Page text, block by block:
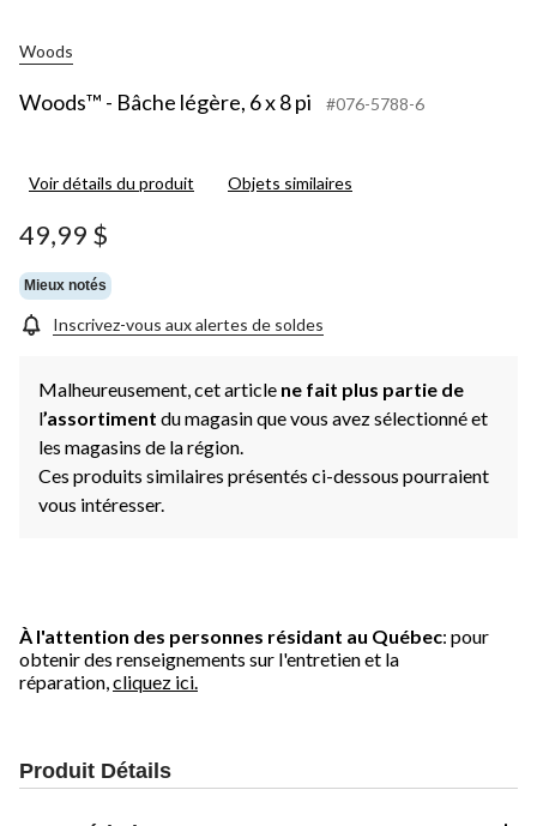
Woods
Woods™ - Bâche légère, 6 x 8 pi #076-5788-6
Voir détails du produit Objets similaires
49,99 $
Mieux notés
Inscrivez-vous aux alertes de soldes
Malheureusement, cet article ne fait plus partie de
l’assortiment du magasin que vous avez sélectionné et
les magasins de la région.
Ces produits similaires présentés ci-dessous pourraient
vous intéresser.
À l'attention des personnes résidant au Québec: pour
obtenir des renseignements sur l'entretien et la
réparation, cliquez ici.
Produit Détails